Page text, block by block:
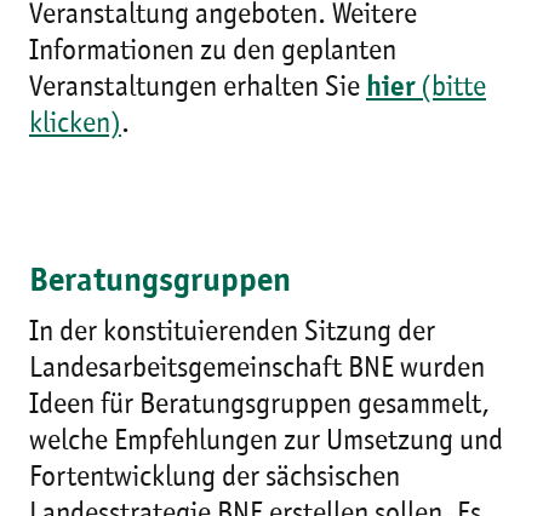
Veranstaltung angeboten. Weitere
Informationen zu den geplanten
Veranstaltungen erhalten Sie hier(bitte
klicken).
Beratungsgruppen
In der konstituierenden Sitzung der
Landesarbeitsgemeinschaft BNE wurden
Ideen für Beratungsgruppen gesammelt,
welche Empfehlungen zur Umsetzung und
Fortentwicklung der sächsischen